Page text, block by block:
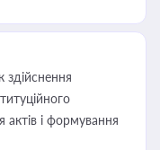
актів і формування